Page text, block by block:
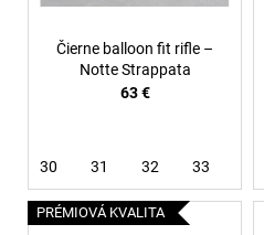
Čierne balloon fit rifle –
Notte Strappata
63 €
30 31 32 33
PRÉMIOVÁ KVALITA